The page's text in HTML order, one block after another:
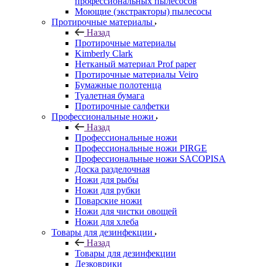
Моющие (экстракторы) пылесосы
Протирочные материалы
Назад
Протирочные материалы
Kimberly Clark
Нетканый материал Prof paper
Протирочные материалы Veiro
Бумажные полотенца
Туалетная бумага
Протирочные салфетки
Профессиональные ножи
Назад
Профессиональные ножи
Профессиональные ножи PIRGE
Профессиональные ножи SACOPISA
Доска разделочная
Ножи для рыбы
Ножи для рубки
Поварские ножи
Ножи для чистки овощей
Ножи для хлеба
Товары для дезинфекции
Назад
Товары для дезинфекции
Дезковрики